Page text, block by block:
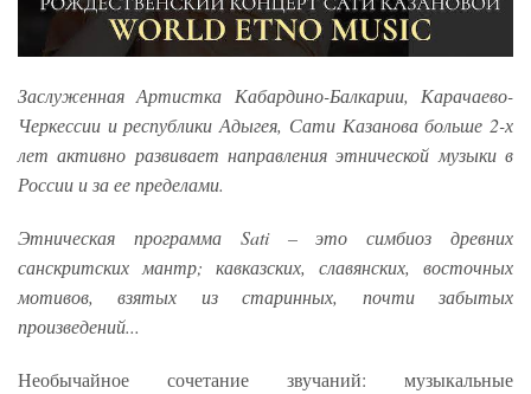
Заслуженная Артистка Кабардино-Балкарии, Карачаево-
Черкессии и республики Адыгея, Сати Казанова больше 2-х
лет активно развивает направления этнической музыки в
России и за ее пределами.
Этническая программа Sati – это симбиоз древних
санскритских мантр; кавказских, славянских, восточных
мотивов, взятых из старинных, почти забытых
произведений...
Необычайное сочетание звучаний: музыкальные